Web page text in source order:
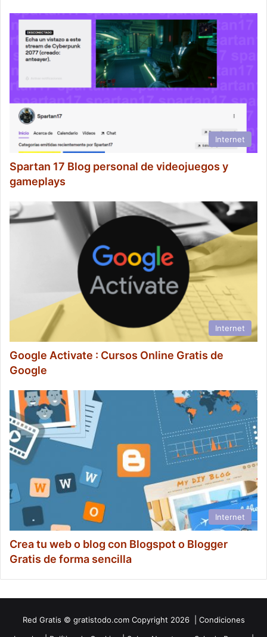
Internet
Spartan 17 Blog personal de videojuegos y
gameplays
Internet
Google Activate : Cursos Online Gratis de
Google
Internet
Crea tu web o blog con Blogspot o Blogger
Gratis de forma sencilla
Red Gratis © gratistodo.com Copyright 2026 | Condiciones